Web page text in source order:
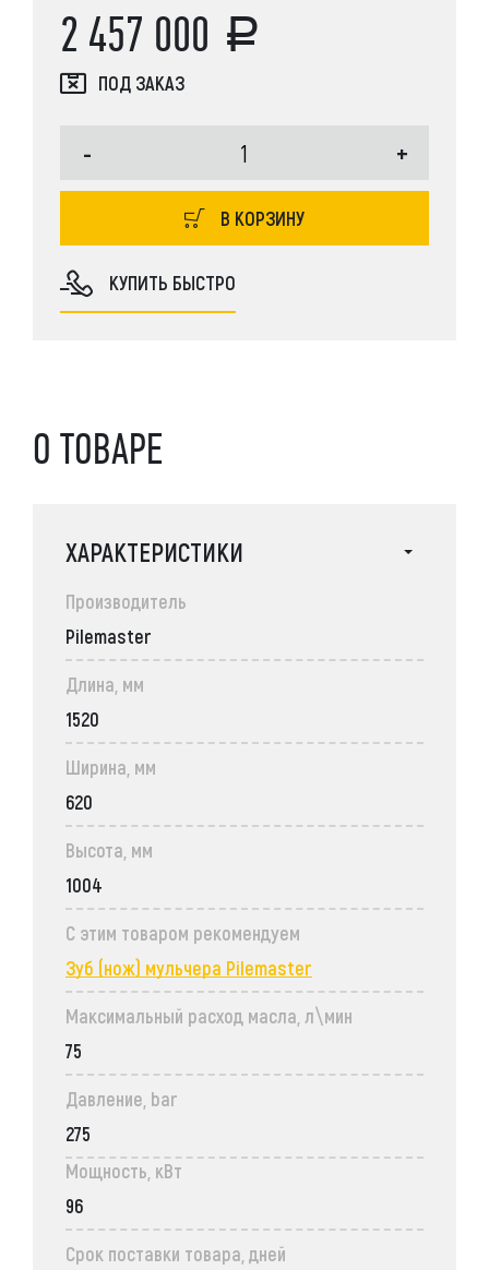
2 457 000
ПОД ЗАКАЗ
- +
В КОРЗИНУ
КУПИТЬ БЫСТРО
О ТОВАРЕ
ХАРАКТЕРИСТИКИ
Производитель
Pilemaster
Длина, мм
1520
Ширина, мм
620
Высота, мм
1004
С этим товаром рекомендуем
Зуб (нож) мульчера Pilemaster
Максимальный расход масла, л\мин
75
Давление, bar
275
Мощность, кВт
96
Срок поставки товара, дней